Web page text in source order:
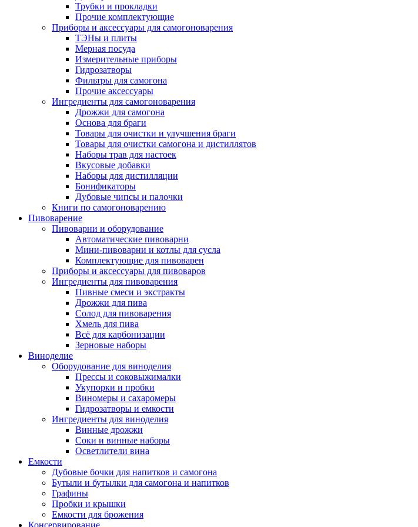
Трубки и прокладки
Прочие комплектующие
Приборы и аксессуары для самогоноварения
ТЭНы и плиты
Мерная посуда
Измерительные приборы
Гидрозатворы
Фильтры для самогона
Прочие аксессуары
Ингредиенты для самогоноварения
Дрожжи для самогона
Основа для браги
Товары для очистки и улучшения браги
Товары для очистки самогона и дистиллятов
Наборы трав для настоек
Вкусовые добавки
Наборы для дистилляции
Бонификаторы
Дубовые чипсы и палочки
Книги по самогоноварению
Пивоварение
Пивоварни и оборудование
Автоматические пивоварни
Мини-пивоварни и котлы для сусла
Комплектующие для пивоварен
Приборы и аксессуары для пивоваров
Ингредиенты для пивоварения
Пивные смеси и экстракты
Дрожжи для пива
Солод для пивоварения
Хмель для пива
Всё для карбонизации
Зерновые наборы
Виноделие
Оборудование для виноделия
Прессы и соковыжималки
Укупорки и пробки
Виномеры и сахаромеры
Гидрозатворы и емкости
Ингредиенты для виноделия
Винные дрожжи
Соки и винные наборы
Осветлители вина
Емкости
Дубовые бочки для напитков и самогона
Бутыли и бутылки для самогона и напитков
Графины
Пробки и крышки
Емкости для брожения
Консервирование